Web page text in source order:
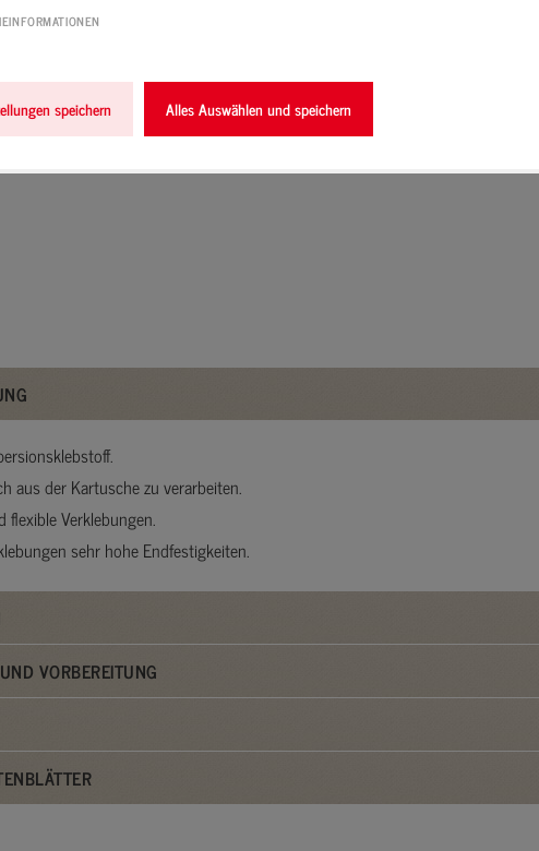
speichern Alles Auswählen und speichern
online
bestellen
im Handel
erhältlich
aus der Kartusche zu verarbeiten.
Verklebungen.
sehr hohe Endfestigkeiten.
VORBEREITUNG